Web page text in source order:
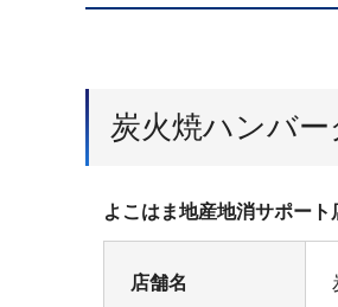
炭火焼ハンバ
よこはま地産地消サポート
店舗名